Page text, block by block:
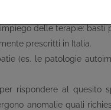
delle terapie: basti
prescritti in Italia.
(es. le patologie
rispondere al quesito
anomalie quali